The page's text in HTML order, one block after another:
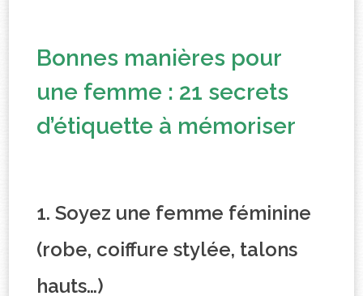
Bonnes manières pour
une femme : 21 secrets
d’étiquette à mémoriser
1. Soyez une femme féminine
(robe, coiffure stylée, talons
hauts…)